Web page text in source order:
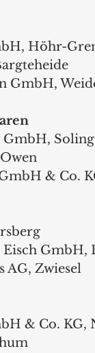
Höhr-
GmbH,
GmbH,
& Co.
GmbH,
AG, Zwiesel
& Co. KG,